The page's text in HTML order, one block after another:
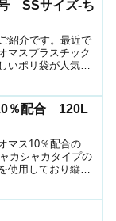
SSサイズ-ち
紹介です。最近で
マスプラスチック
いポリ袋が人気で
％配合 120L
マス10％配合の
カシャカタイプの
使用しており縦の